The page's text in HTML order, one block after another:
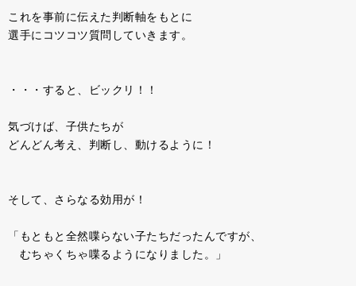
これを事前に伝えた判断軸をもとに
選手にコツコツ質問していきます。
・・・すると、ビックリ！！
気づけば、子供たちが
どんどん考え、判断し、動けるように！
そして、さらなる効用が！
「もともと全然喋らない子たちだったんですが、
むちゃくちゃ喋るようになりました。」